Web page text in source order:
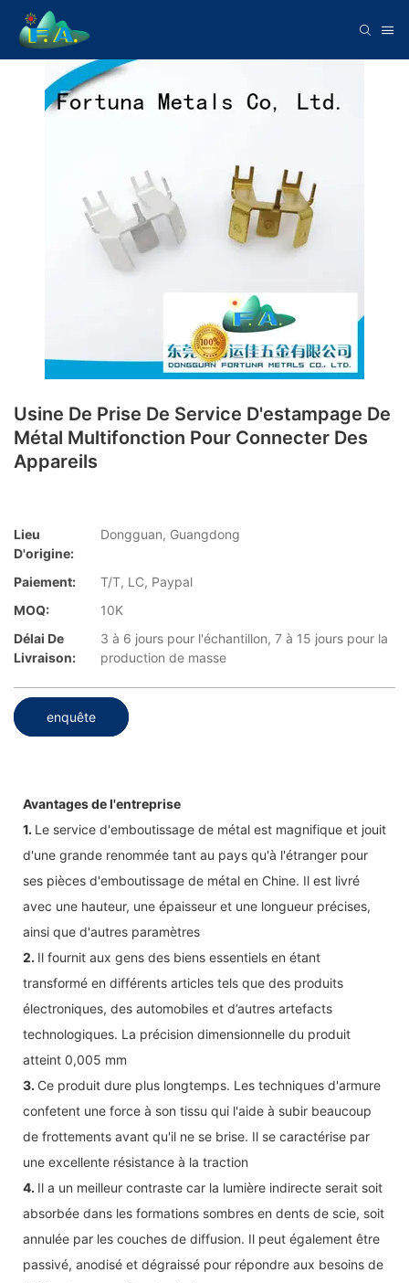
Usine De Prise De Service D'estampage De
Métal Multifonction Pour Connecter Des
Appareils
Lieu
D'origine:
Dongguan, Guangdong
Paiement:
T/T, LC, Paypal
MOQ:
10K
Délai De
Livraison:
3 à 6 jours pour l'échantillon, 7 à 15 jours pour la
production de masse
enquête
Avantages de l'entreprise
1. Le service d'emboutissage de métal est magnifique et jouit
d'une grande renommée tant au pays qu'à l'étranger pour
ses pièces d'emboutissage de métal en Chine. Il est livré
avec une hauteur, une épaisseur et une longueur précises,
ainsi que d'autres paramètres
2. Il fournit aux gens des biens essentiels en étant
transformé en différents articles tels que des produits
électroniques, des automobiles et d’autres artefacts
technologiques. La précision dimensionnelle du produit
atteint 0,005 mm
3. Ce produit dure plus longtemps. Les techniques d'armure
confetent une force à son tissu qui l'aide à subir beaucoup
de frottements avant qu'il ne se brise. Il se caractérise par
une excellente résistance à la traction
4. Il a un meilleur contraste car la lumière indirecte serait soit
absorbée dans les formations sombres en dents de scie, soit
annulée par les couches de diffusion. Il peut également être
passivé, anodisé et dégraissé pour répondre aux besoins de